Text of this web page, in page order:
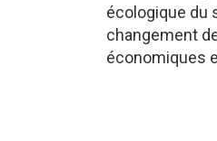
écologique du
changement
économiques